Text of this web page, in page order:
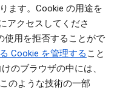
ます。Cookie の用途を
アクセスしてくださ
使用を拒否することがで
Cookie を管理する こと
のブラウザの中には、
のような技術の一部